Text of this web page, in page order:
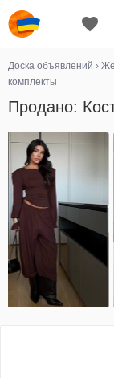
Доска объявлений ›
комплекты
Продано: